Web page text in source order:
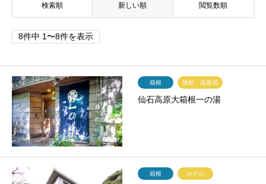
検索順 新しい順 閲覧数順
8件中 1〜8件を表示
箱根 旅館・温泉宿
仙石高原大箱根一の湯
箱根 ホテル